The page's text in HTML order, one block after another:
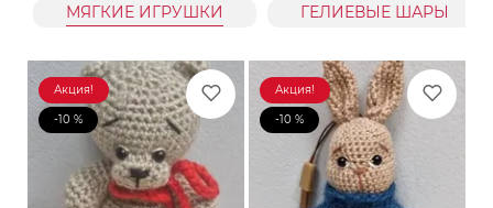
МЯГКИЕ ИГРУШКИ ГЕЛИЕВЫЕ ШАРЫ
Акция!
-10 %
Акция!
-10 %